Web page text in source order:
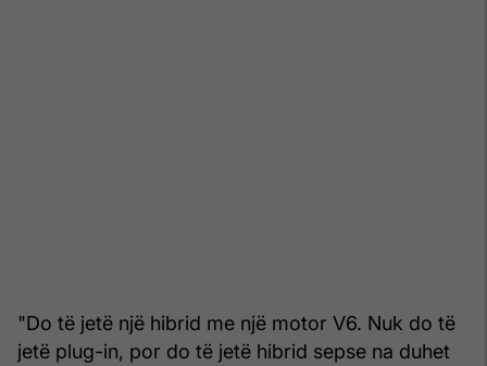
"Do të jetë një hibrid me një motor V6. Nuk do të
jetë plug-in, por do të jetë hibrid sepse na duhet